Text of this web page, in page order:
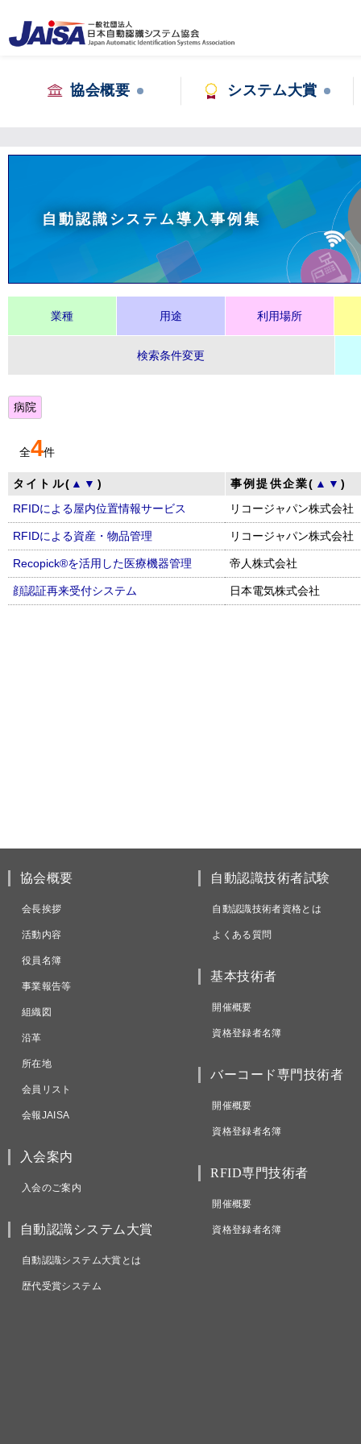
協会概要 システム大賞
自動認識システム導入事例集
業種 用途 利用場所
検索条件変更
病院
全4件
タイトル( ▲ ▼ ) 事例提供企業( ▲ ▼)
RFIDによる屋内位置情報サービス
リコージャパン株式会社
RFIDによる資産・物品管理 リコージャパン株式会社
Recopick®を活用した医療機器管理 帝人株式会社
顔認証再来受付システム 日本電気株式会社
協会概要
会長挨拶
活動内容
役員名簿
事業報告等
組織図
沿革
所在地
会員リスト
会報JAISA
入会案内
入会のご案内
自動認識システム大賞
自動認識システム大賞とは
歴代受賞システム
自動認識技術者試験
自動認識技術者資格とは
よくある質問
基本技術者
開催概要
資格登録者名簿
バーコード専門技術者
開催概要
資格登録者名簿
RFID専門技術者
開催概要
資格登録者名簿